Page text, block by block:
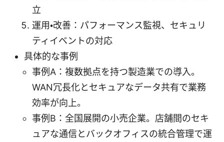
立
運用・改善：パフォーマンス監視、セキュリ
ティイベントの対応
具体的な事例
事例A：複数拠点を持つ製造業での導入。
WAN冗長化とセキュアなデータ共有で業務
効率が向上。
事例B：全国展開の小売企業。店舗間のセキ
ュアな通信とバックオフィスの統合管理で運